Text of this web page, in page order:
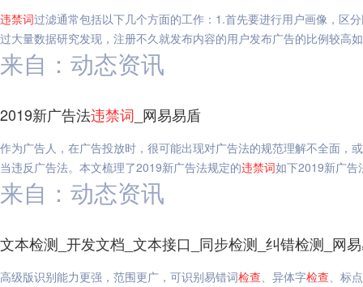
违禁词过滤通常包括以下几个方面的工作：1.首先要进行用户画像，区
过大量数据研究发现，注册不久就发布内容的用户发布广告的比例较高
来自：动态资讯
2019新广告法违禁词 _网易易盾
作为广告人，在广告投放时，很可能出现对广告法的规范理解不全面，
当违反广告法。本文梳理了2019新广告法规定的违禁词如下2019新广告
来自：动态资讯
文本检测_开发文档_文本接口_同步检测_纠错检测_网
高级版识别能力更强，范围更广，可识别易错词检查、异体字检查、标